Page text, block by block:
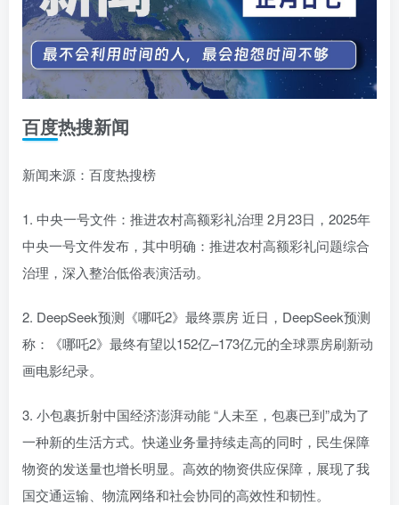
百度热搜新闻
新闻来源：百度热搜榜
1. 中央一号文件：推进农村高额彩礼治理 2月23日，2025年
中央一号文件发布，其中明确：推进农村高额彩礼问题综合
治理，深入整治低俗表演活动。
2. DeepSeek预测《哪吒2》最终票房 近日，DeepSeek预测
称：《哪吒2》最终有望以152亿–173亿元的全球票房刷新动
画电影纪录。
3. 小包裹折射中国经济澎湃动能 “人未至，包裹已到”成为了
一种新的生活方式。快递业务量持续走高的同时，民生保障
物资的发送量也增长明显。高效的物资供应保障，展现了我
国交通运输、物流网络和社会协同的高效性和韧性。